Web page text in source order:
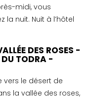
midi, vous
la nuit. Nuit à l’hôtel
DES ROSES -
TODRA -
vers le désert de
la vallée des roses,